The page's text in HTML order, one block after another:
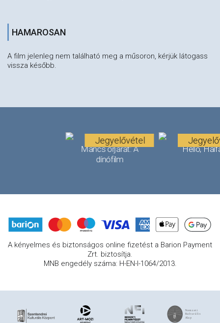
HAMAROSAN
A film jelenleg nem található meg a műsoron, kérjük látogass
vissza később.
Mancs őrjárat: A
dínófilm
Jegyelővétel
Helló,
A kényelmes és biztonságos online fizetést a Barion Payment
Zrt. biztosítja.
MNB engedély száma: H-EN-I-1064/2013.